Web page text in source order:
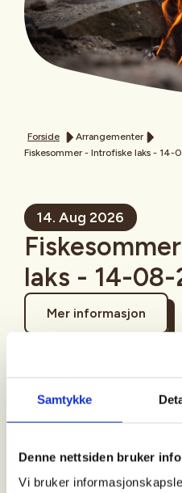
Samtykke
Denne nettsiden bruker
Vi bruker
Forside
Arrangementer
Fiskesommer - Introfiske laks - 14-
14. Aug 2026
laks - 14-
Mer informasjon
Tid